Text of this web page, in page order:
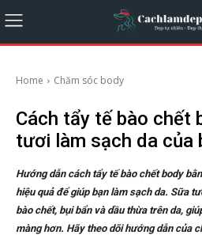
Home Chăm sóc body
Cách tẩy tế bào chết
tươi làm sạch da của
Hướng dẫn cách tẩy tế bào chết body
hiệu quả để giúp bạn làm sạch da. Sữa
bào chết, bụi bẩn và dầu thừa trên da,
màng hơn. Hãy theo dõi hướng dẫn của